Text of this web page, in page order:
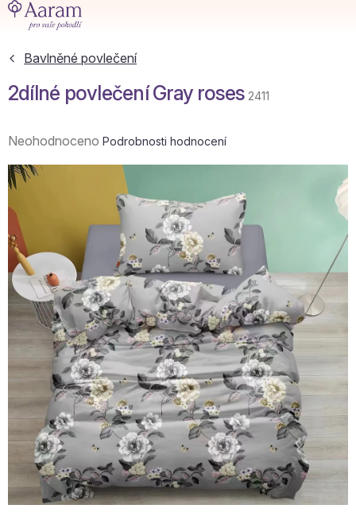
Přejít
Bavlněné povlečení
2dílné povlečení Gray roses 2411
Průměrné
produktu
je
0,0
5
hvězdiček.
Neohodnoceno Podrobnosti hodnocení